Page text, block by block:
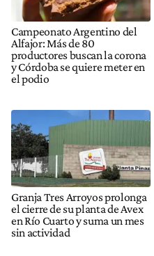
Campeonato Argentino del
Alfajor: Más de 80
productores buscan la corona
y Córdoba se quiere meter en
el podio
Granja Tres Arroyos prolonga
el cierre de su planta de Avex
en Río Cuarto y suma un mes
sin actividad